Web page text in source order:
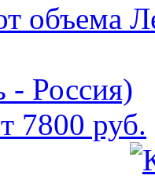
объема
- Россия)
7800 руб.